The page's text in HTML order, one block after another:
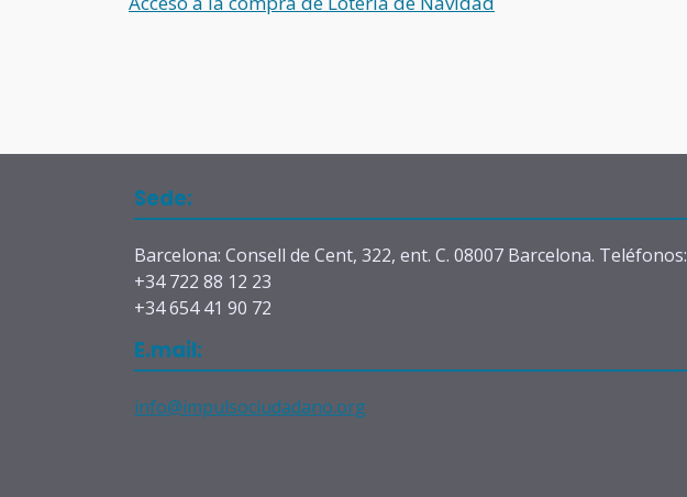
Sede:
Barcelona: Consell de Cent, 322, ent. C. 08007 Barcelona. Teléfonos:
+34 722 88 12 23
+34 654 41 90 72
E.mail:
info@impulsociudadano.org